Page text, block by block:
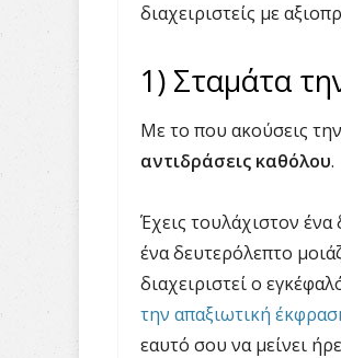
διαχειριστείς με
1) Σταμάτα
Με το που ακούσεις
αντιδράσεις καθόλου.
Έχεις τουλάχιστον
ένα δευτερόλεπτο
διαχειριστεί ο
την απαξιωτική
εαυτό σου να μείνει